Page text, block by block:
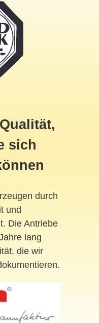
sich
durch
und
Die Antriebe
lang
die wir